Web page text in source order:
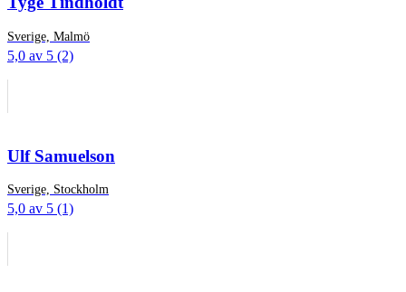
Sverige, Malmö
5,0 av 5 (2)
Ulf Samuelson
Sverige, Stockholm
5,0 av 5 (1)